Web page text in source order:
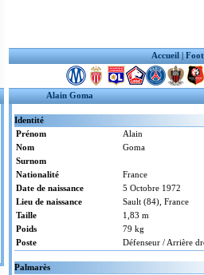
Accueil |
Alain Goma
Identité
Prénom
Alain
Nom
Goma
Surnom
Nationalité
France
Date de naissance
5 Octobre 1972
Lieu de naissance
Sault (84), France
Taille
1,83 m
Poids
79 kg
Poste
Défenseur / Arrière
Palmarès